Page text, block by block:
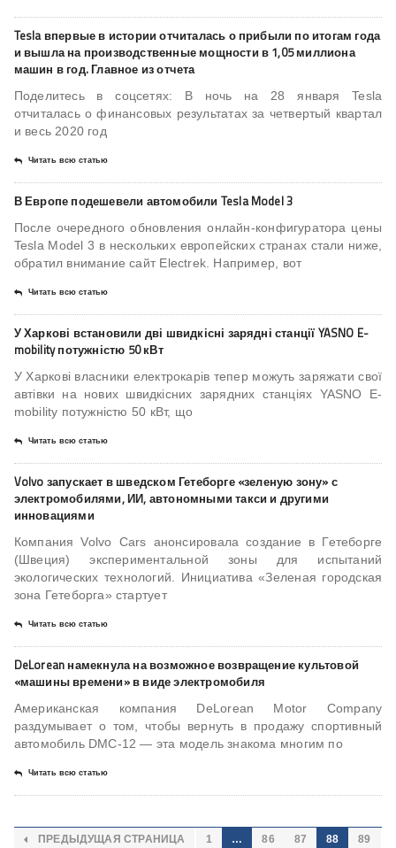
Tesla впервые в истории отчиталась о прибыли по итогам года
и вышла на производственные мощности в 1,05 миллиона
машин в год. Главное из отчета
Поделитесь в соцсетях: В ночь на 28 января Tesla
отчиталась о финансовых результатах за четвертый квартал
и весь 2020 год
Читать всю статью
В Европе подешевели автомобили Tesla Model 3
После очередного обновления онлайн-конфигуратора цены
Tesla Model 3 в нескольких европейских странах стали ниже,
обратил внимание сайт Electrek. Например, вот
Читать всю статью
У Харкові встановили дві швидкісні зарядні станції YASNO E-
mobility потужністю 50 кВт
У Харкові власники електрокарів тепер можуть заряжати свої
автівки на нових швидкісних зарядних станціях YASNO E-
mobility потужністю 50 кВт, що
Читать всю статью
Volvo запускает в шведском Гетеборге «зеленую зону» с
электромобилями, ИИ, автономными такси и другими
инновациями
Компания Volvo Cars анонсировала создание в Гетеборге
(Швеция) экспериментальной зоны для испытаний
экологических технологий. Инициатива «Зеленая городская
зона Гетеборга» стартует
Читать всю статью
DeLorean намекнула на возможное возвращение культовой
«машины времени» в виде электромобиля
Американская компания DeLorean Motor Company
раздумывает о том, чтобы вернуть в продажу спортивный
автомобиль DMC-12 — эта модель знакома многим по
Читать всю статью
ПРЕДЫДУЩАЯ СТРАНИЦА 1 … 86 87 88
89